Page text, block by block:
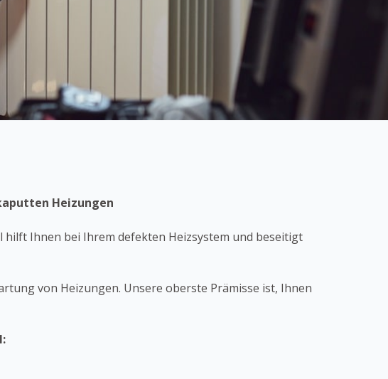
Heizungen
Ihnen bei Ihrem defekten Heizsystem und beseitigt
von Heizungen. Unsere oberste Prämisse ist, Ihnen